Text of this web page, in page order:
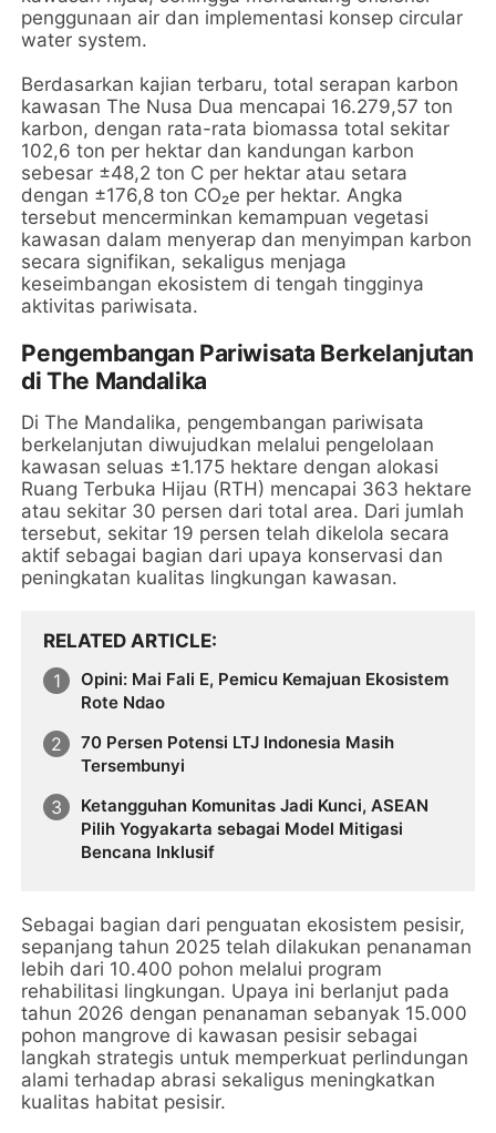
penggunaan air dan implementasi konsep circular
water system.
Berdasarkan kajian terbaru, total serapan karbon
kawasan The Nusa Dua mencapai 16.279,57 ton
karbon, dengan rata-rata biomassa total sekitar
102,6 ton per hektar dan kandungan karbon
sebesar ±48,2 ton C per hektar atau setara
dengan ±176,8 ton CO₂e per hektar. Angka
tersebut mencerminkan kemampuan vegetasi
kawasan dalam menyerap dan menyimpan karbon
secara signifikan, sekaligus menjaga
keseimbangan ekosistem di tengah tingginya
aktivitas pariwisata.
Pengembangan Pariwisata Berkelanjutan
di The Mandalika
Di The Mandalika, pengembangan pariwisata
berkelanjutan diwujudkan melalui pengelolaan
kawasan seluas ±1.175 hektare dengan alokasi
Ruang Terbuka Hijau (RTH) mencapai 363 hektare
atau sekitar 30 persen dari total area. Dari jumlah
tersebut, sekitar 19 persen telah dikelola secara
aktif sebagai bagian dari upaya konservasi dan
peningkatan kualitas lingkungan kawasan.
RELATED ARTICLE
Opini: Mai Fali E, Pemicu Kemajuan Ekosistem
Rote Ndao
70 Persen Potensi LTJ Indonesia Masih
Tersembunyi
Ketangguhan Komunitas Jadi Kunci, ASEAN
Pilih Yogyakarta sebagai Model Mitigasi
Bencana Inklusif
Sebagai bagian dari penguatan ekosistem pesisir,
sepanjang tahun 2025 telah dilakukan penanaman
lebih dari 10.400 pohon melalui program
rehabilitasi lingkungan. Upaya ini berlanjut pada
tahun 2026 dengan penanaman sebanyak 15.000
pohon mangrove di kawasan pesisir sebagai
langkah strategis untuk memperkuat perlindungan
alami terhadap abrasi sekaligus meningkatkan
kualitas habitat pesisir.